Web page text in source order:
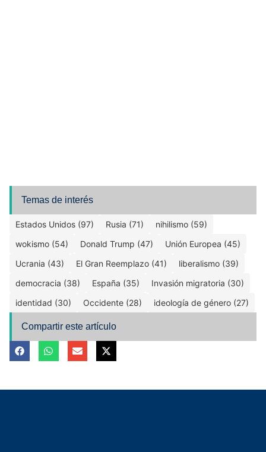
Temas de interés
Estados Unidos (97) Rusia (71)
nihilismo (59)
wokismo (54)
Donald Trump (47)
Unión Europea (45)
Ucrania (43)
El Gran Reemplazo (41)
liberalismo (39)
democracia (38)
España (35)
Invasión migratoria (30)
identidad (30)
Occidente (28) ideología de género (27)
Compartir este artículo